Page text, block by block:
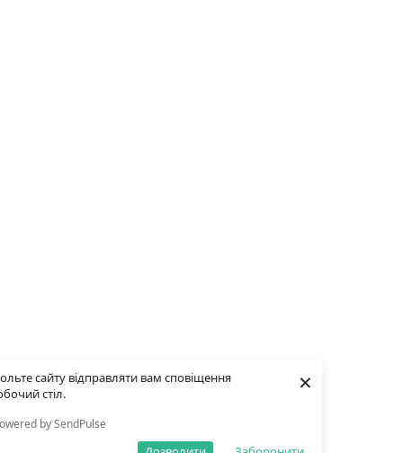
сайту відправляти вам сповіщення
стіл.
by SendPulse
×